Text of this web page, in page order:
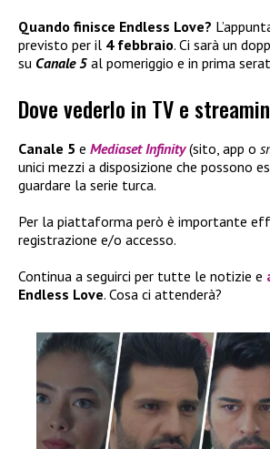
Quando finisce Endless Love?
previsto per il 4 febbraio. Ci sarà un
su Canale 5 al pomeriggio e in prima
Dove vederlo in TV e
Canale 5 e Mediaset Infinity(sito, app o
unici mezzi a disposizione che possono
guardare la serie turca.
Per la piattaforma però è importante
registrazione e/o accesso.
Continua a seguirci per tutte le notizie e
Endless Love. Cosa ci attenderà?